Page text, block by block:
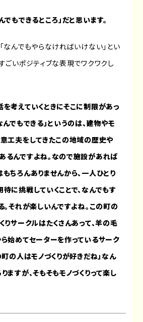
でもできるところ」だと思います。
なんでもやらなければいけない」とい
ごいポジティブな表現でワクワクし
考えていくときにそこに制限があっ
んでもできる」というのは、建物やモ
工夫をしてきたこの地域の歴史や
るんですよね。なので施設があれば
ちろんありませんから、一人ひとり
に挑戦していくことで、なんでもす
。それが楽しいんですよね。この町の
りサークルはたくさんあって、羊の毛
始めてセーターを作っているサーク
町の人はモノづくりが好きだね」なん
ますが、そもそもモノづくりって楽し